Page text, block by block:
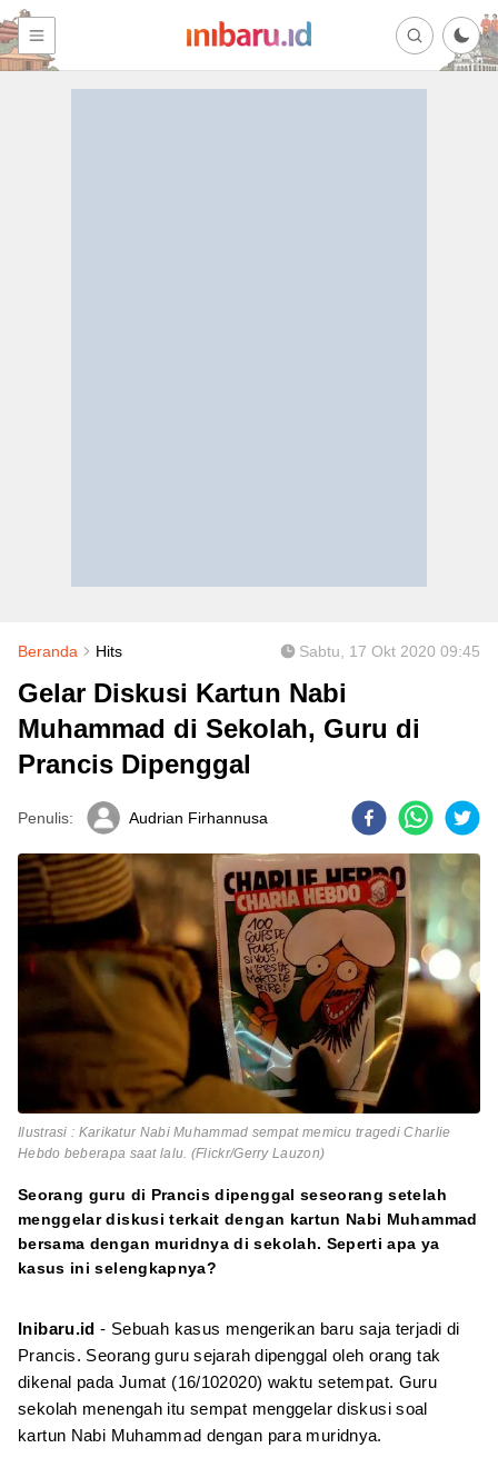
Beranda Hits Sabtu, 17 Okt 2020 09:45
Gelar Diskusi Kartun Nabi
Muhammad di Sekolah, Guru di
Prancis Dipenggal
Penulis: Audrian Firhannusa
Ilustrasi : Karikatur Nabi Muhammad sempat memicu tragedi Charlie
Hebdo beberapa saat lalu. (Flickr/Gerry Lauzon)
Seorang guru di Prancis dipenggal seseorang setelah
menggelar diskusi terkait dengan kartun Nabi Muhammad
bersama dengan muridnya di sekolah. Seperti apa ya
kasus ini selengkapnya?
Inibaru.id- Sebuah kasus mengerikan baru saja terjadi di
Prancis. Seorang guru sejarah dipenggal oleh orang tak
dikenal pada Jumat (16/102020) waktu setempat. Guru
sekolah menengah itu sempat menggelar diskusi soal
kartun Nabi Muhammad dengan para muridnya.